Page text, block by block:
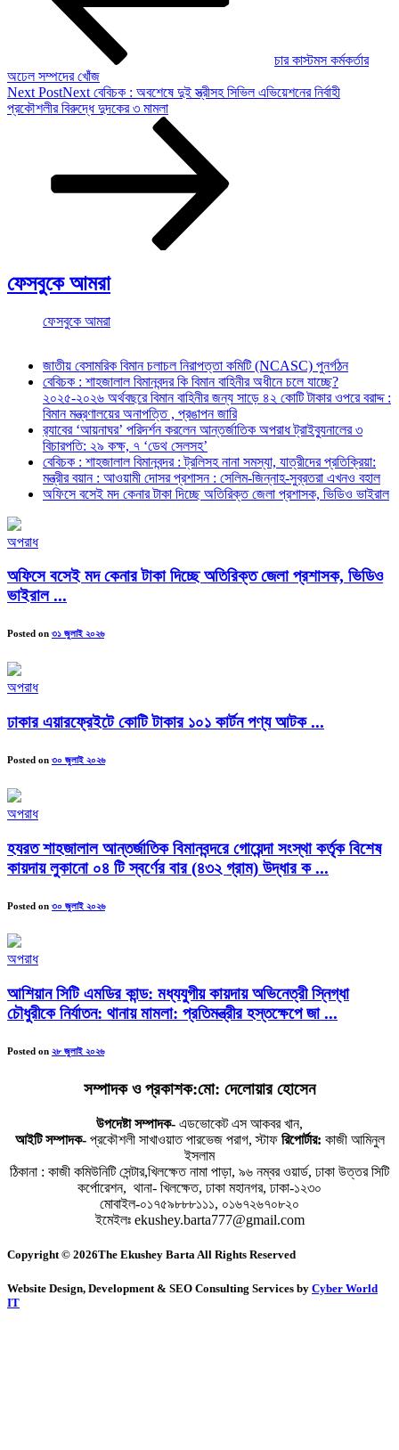
চার কাস্টমস কর্মকর্তার
অঢেল সম্পদের খোঁজ
Next PostNext বেবিচক : অবশেষে দুই স্ত্রীসহ সিভিল এভিয়েশনের নির্বাহী
প্রকৌশলীর বিরুদ্ধে দুদকের ৩ মামলা
ফেসবুকে আমরা
ফেসবুকে আমরা
জাতীয় বেসামরিক বিমান চলাচল নিরাপত্তা কমিটি (NCASC) পুনর্গঠন
বেবিচক : শাহজালাল বিমানবন্দর কি বিমান বাহিনীর অধীনে চলে যাচ্ছে?
২০২৫-২০২৬ অর্থবছরে বিমান বাহিনীর জন্য সাড়ে ৪২ কোটি টাকার ওপরে বরাদ্দ :
বিমান মন্ত্রণালয়ের অনাপত্তি , প্রঙাপন জারি
র‍্যাবের ‘আয়নাঘর’ পরিদর্শন করলেন আন্তর্জাতিক অপরাধ ট্রাইব্যুনালের ৩
বিচারপতি: ২৯ কক্ষ, ৭ ‘ডেথ সেলসহ’
বেবিচক : শাহজালাল বিমানবন্দর : ট্রলিসহ নানা সমস্যা, যাত্রীদের প্রতিক্রিয়া:
মন্ত্রীর বয়ান : আওয়ামী দোসর প্রশাসন : সেলিম-জিন্নাহ-সুব্রতরা এখনও বহাল
অফিসে বসেই মদ কেনার টাকা দিচ্ছে অতিরিক্ত জেলা প্রশাসক, ভিডিও ভাইরাল
অপরাধ
অফিসে বসেই মদ কেনার টাকা দিচ্ছে অতিরিক্ত জেলা প্রশাসক, ভিডিও
ভাইরাল ...
Posted on ৩১ জুলাই ২০২৬
অপরাধ
ঢাকার এয়ারফ্রেইটে কোটি টাকার ১০১ কার্টন পণ্য আটক ...
Posted on ৩০ জুলাই ২০২৬
অপরাধ
হযরত শাহজালাল আন্তর্জাতিক বিমানবন্দরে গোয়েন্দা সংস্থা কর্তৃক বিশেষ
কায়দায় লুকানো ০৪ টি স্বর্ণের বার (৪৩২ গ্রাম) উদ্ধার ক ...
Posted on ৩০ জুলাই ২০২৬
অপরাধ
আশিয়ান সিটি এমডির কান্ড: মধ্যযুগীয় কায়দায় অভিনেত্রী স্নিগ্ধা
চৌধুরীকে নির্যাতন: থানায় মামলা: প্রতিমন্ত্রীর হস্তক্ষেপে জা ...
Posted on ২৮ জুলাই ২০২৬
সম্পাদক ও প্রকাশক:মো: দেলোয়ার হোসেন
উপদেষ্টা সম্পাদক- এডভোকেট এস আকবর খান,
আইটি সম্পাদক-প্রকৌশলী সাখাওয়াত পারভেজ পরাগ, স্টাফ রিপোর্টার: কাজী আমিনুল
ইসলাম
ঠিকানা : কাজী কমিউনিটি সেন্টার,খিলক্ষেত নামা পাড়া, ৯৬ নম্বর ওয়ার্ড, ঢাকা উত্তর সিটি
কর্পোরেশন, থানা- খিলক্ষেত, ঢাকা মহানগর, ঢাকা-১২৩০
মোবাইল-০১৭৫৯৮৮৮১১১, ০১৬৭২৬৭০৮২০
ইমেইলঃ ekushey.barta777@gmail.com
Copyright © 2026The Ekushey Barta All Rights Reserved
Website Design, Development & SEO Consulting Services by Cyber World
IT